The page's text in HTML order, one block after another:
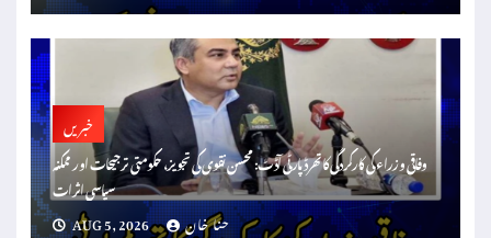
خبریں
وفاقی وزراء کی کارکردگی کا تھرڈ پارٹی آڈٹ: محسن نقوی کی تجویز، حکومتی ترجیحات اور ممکنہ
سیاسی اثرات
AUG 5, 2026
حنا خان